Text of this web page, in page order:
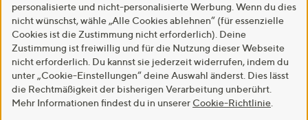
personalisierte und nicht-personalisierte Werbung. Wenn du dies
nicht wünschst, wähle „Alle Cookies ablehnen“ (für essenzielle
Cookies ist die Zustimmung nicht erforderlich). Deine
Zustimmung ist freiwillig und für die Nutzung dieser Webseite
nicht erforderlich. Du kannst sie jederzeit widerrufen, indem du
unter „Cookie-Einstellungen“ deine Auswahl änderst. Dies lässt
die Rechtmäßigkeit der bisherigen Verarbeitung unberührt.
Mehr Informationen findest du in unserer Cookie-Richtlinie